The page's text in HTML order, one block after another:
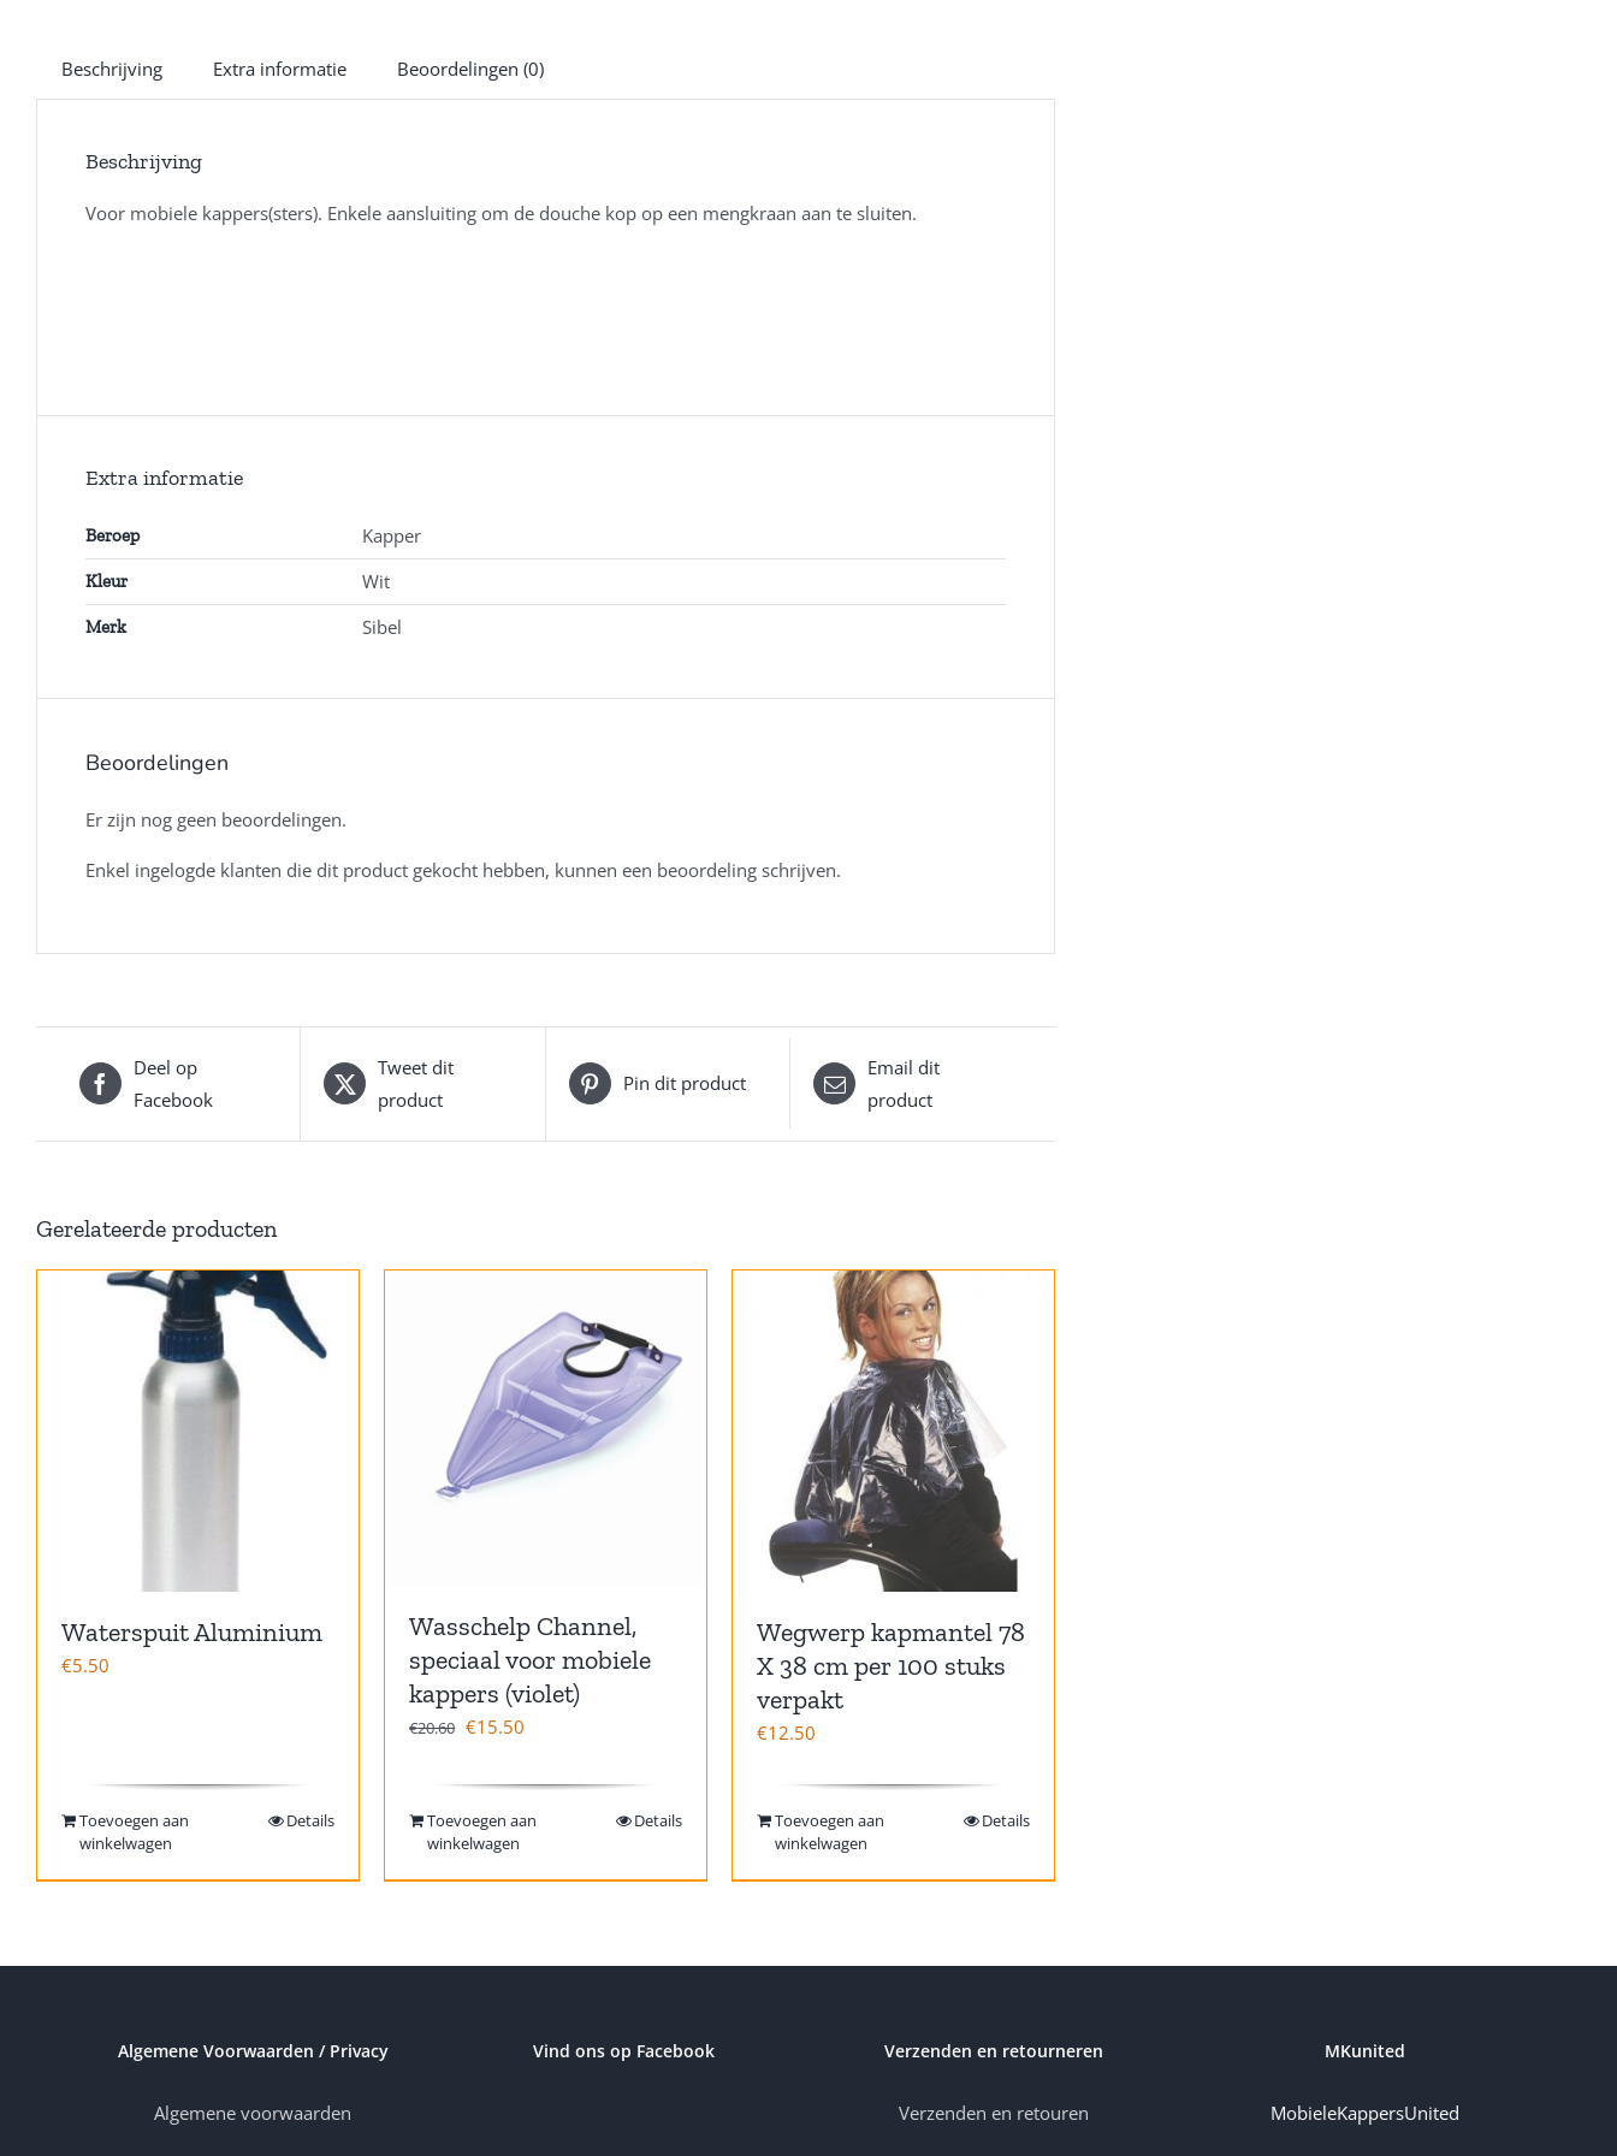
Beschrijving Extra informatie Beoordelingen (0)
Beschrijving
Voor mobiele kappers(sters). Enkele aansluiting om de douche kop op een mengkraan aan te sluiten.
Extra informatie
Beroep Kapper
Kleur Wit
Merk Sibel
Beoordelingen
Er zijn nog geen beoordelingen.
Enkel ingelogde klanten die dit product gekocht hebben, kunnen een beoordeling schrijven.
Deel op
Facebook
Tweet dit
product
Pin dit product
Email dit
product
Gerelateerde producten
Waterspuit Aluminium
€5.50
Toevoegen aan
winkelwagen
Details
Wasschelp Channel,
speciaal voor mobiele
kappers (violet)
€20.60 €15.50
Toevoegen aan
winkelwagen
Details
Wegwerp kapmantel 78
X 38 cm per 100 stuks
verpakt
€12.50
Toevoegen aan
winkelwagen
Details
Algemene Voorwaarden / Privacy
Algemene voorwaarden
Vind ons op Facebook Verzenden en retourneren
Verzenden en retouren
MKunited
MobieleKappersUnited